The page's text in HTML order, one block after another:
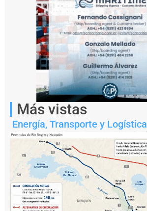
Notas
relacionadas
a
n
t
F
Más vistas
Energía, Transporte y Logística